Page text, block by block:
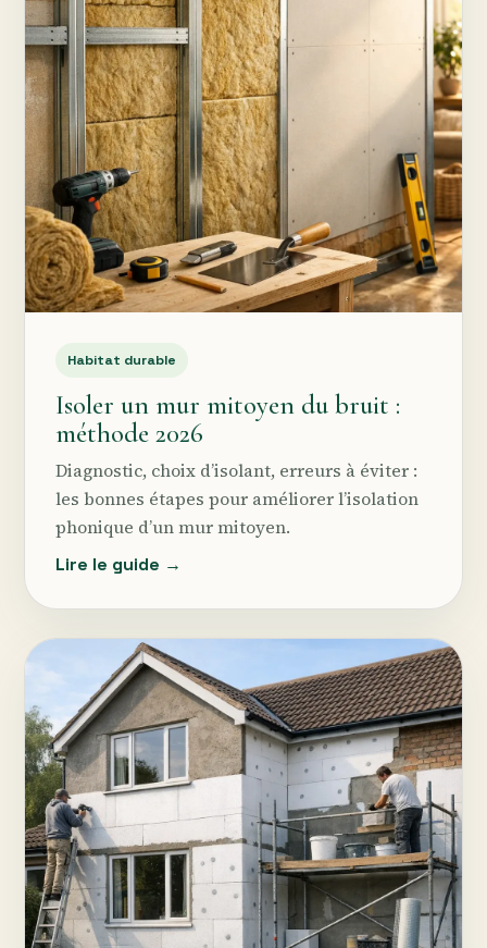
Habitat durable
Isoler un mur mitoyen du bruit :
méthode 2026
Diagnostic, choix d’isolant, erreurs à éviter :
les bonnes étapes pour améliorer l’isolation
phonique d’un mur mitoyen.
Lire le guide →